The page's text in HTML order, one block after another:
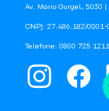
Av. Mario Gurgel, 5030
CNPJ: 27.486.182/
Telefone: 0800 725